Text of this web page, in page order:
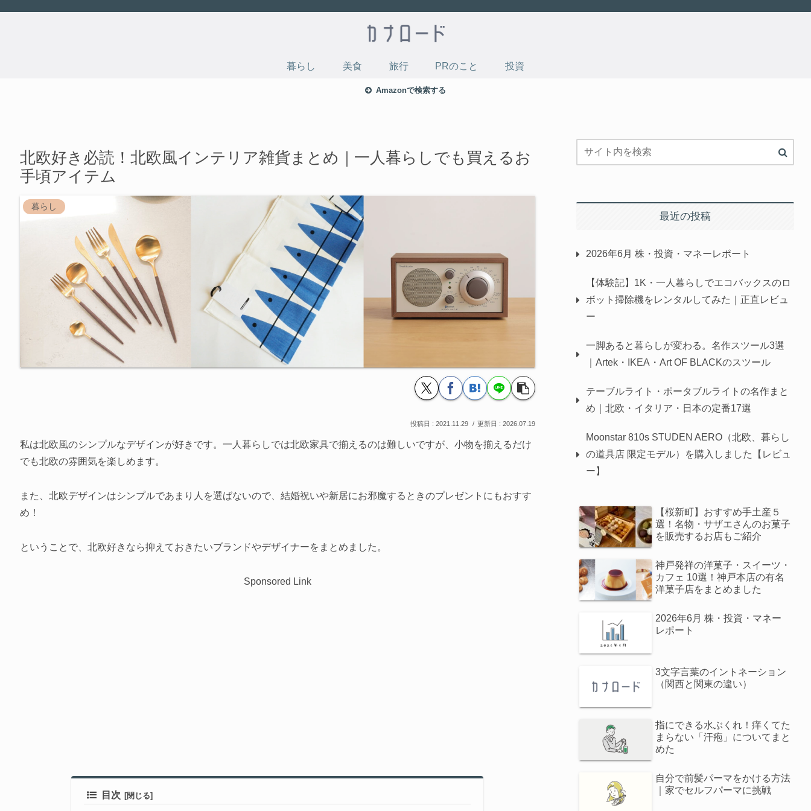
暮らし 美食 旅行 PRのこと 投資
Amazonで検索する
北欧好き必読！北欧風インテリア雑貨まとめ｜一人暮らしでも買えるお
手頃アイテム
暮らし
2021.11.29 2026.07.19
私は北欧風のシンプルなデザインが好きです。一人暮らしでは北欧家具で揃えるのは難しいですが、小物を揃えるだけ
でも北欧の雰囲気を楽しめます。
また、北欧デザインはシンプルであまり人を選ばないので、結婚祝いや新居にお邪魔するときのプレゼントにもおすす
め！
ということで、北欧好きなら抑えておきたいブランドやデザイナーをまとめました。
Sponsored Link
目次
最近の投稿
2026年6月 株・投資・マネーレポート
【体験記】1K・一人暮らしでエコバックスのロ
ボット掃除機をレンタルしてみた｜正直レビュ
ー
一脚あると暮らしが変わる。名作スツール3選
｜Artek・IKEA・Art OF BLACKのスツール
テーブルライト・ポータブルライトの名作まと
め｜北欧・イタリア・日本の定番17選
Moonstar 810s STUDEN AERO（北欧、暮らし
の道具店 限定モデル）を購入しました【レビュ
ー】
【桜新町】おすすめ手土産５
選！名物・サザエさんのお菓子
を販売するお店もご紹介
神戸発祥の洋菓子・スイーツ・
カフェ 10選！神戸本店の有名
洋菓子店をまとめました
2026年6月 株・投資・マネー
レポート
3文字言葉のイントネーション
（関西と関東の違い）
指にできる水ぶくれ！痒くてた
まらない「汗疱」についてまと
めた
自分で前髪パーマをかける方法
｜家でセルフパーマに挑戦